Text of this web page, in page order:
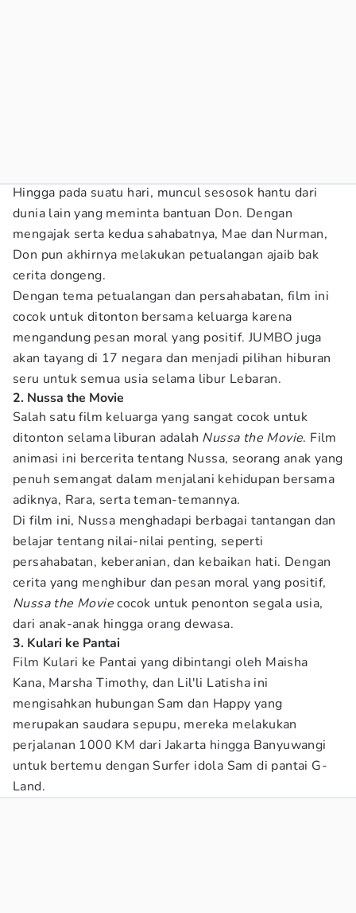
Hingga pada suatu hari, muncul sesosok hantu dari
dunia lain yang meminta bantuan Don. Dengan
mengajak serta kedua sahabatnya, Mae dan Nurman,
Don pun akhirnya melakukan petualangan ajaib bak
cerita dongeng.
Dengan tema petualangan dan persahabatan, film ini
cocok untuk ditonton bersama keluarga karena
mengandung pesan moral yang positif. JUMBO juga
akan tayang di 17 negara dan menjadi pilihan hiburan
seru untuk semua usia selama libur Lebaran.
2. Nussa the Movie
Salah satu film keluarga yang sangat cocok untuk
ditonton selama liburan adalah Nussa the Movie. Film
animasi ini bercerita tentang Nussa, seorang anak yang
penuh semangat dalam menjalani kehidupan bersama
adiknya, Rara, serta teman-temannya.
Di film ini, Nussa menghadapi berbagai tantangan dan
belajar tentang nilai-nilai penting, seperti
persahabatan, keberanian, dan kebaikan hati. Dengan
cerita yang menghibur dan pesan moral yang positif,
Nussa the Moviecocok untuk penonton segala usia,
dari anak-anak hingga orang dewasa.
3. Kulari ke Pantai
Film Kulari ke Pantai yang dibintangi oleh Maisha
Kana, Marsha Timothy, dan Lil'li Latisha ini
mengisahkan hubungan Sam dan Happy yang
merupakan saudara sepupu, mereka melakukan
perjalanan 1000 KM dari Jakarta hingga Banyuwangi
untuk bertemu dengan Surfer idola Sam di pantai G-
Land.